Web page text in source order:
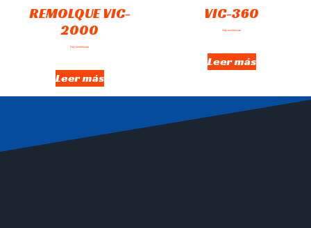
REMOLQUE VIC-
2000
Hay existencias
Leer más
VIC-360
Hay existencias
Leer más